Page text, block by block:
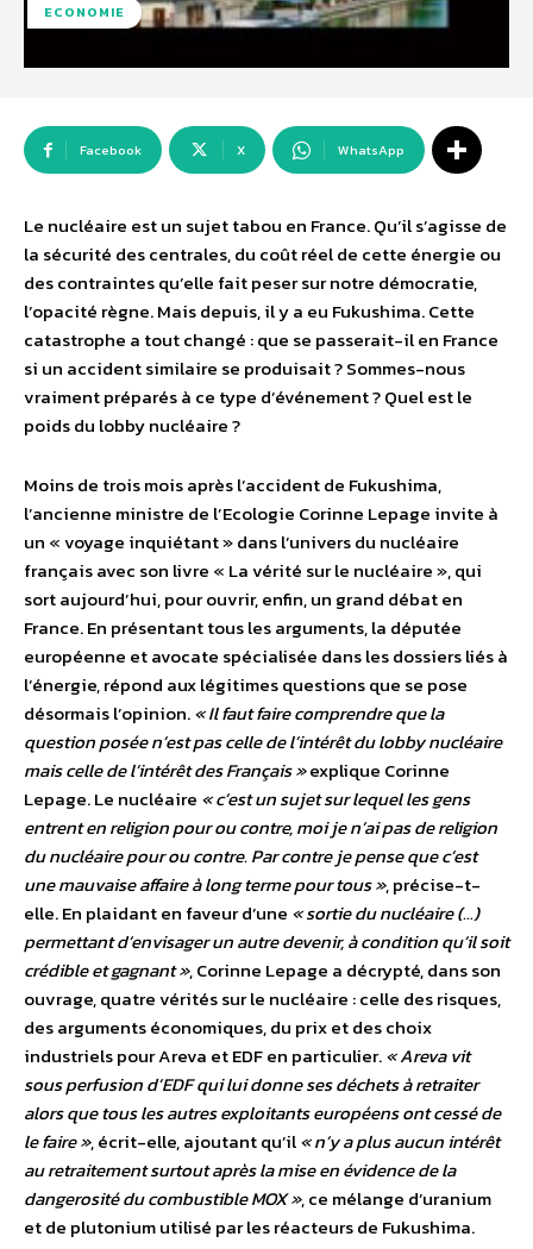
ECONOMIE
Facebook X WhatsApp
Le nucléaire est un sujet tabou en France. Qu’il s’agisse de
la sécurité des centrales, du coût réel de cette énergie ou
des contraintes qu’elle fait peser sur notre démocratie,
l’opacité règne. Mais depuis, il y a eu Fukushima. Cette
catastrophe a tout changé : que se passerait-il en France
si un accident similaire se produisait ? Sommes-nous
vraiment préparés à ce type d’événement ? Quel est le
poids du lobby nucléaire ?
Moins de trois mois après l’accident de Fukushima,
l’ancienne ministre de l’Ecologie Corinne Lepage invite à
un « voyage inquiétant » dans l’univers du nucléaire
français avec son livre « La vérité sur le nucléaire », qui
sort aujourd’hui, pour ouvrir, enfin, un grand débat en
France. En présentant tous les arguments, la députée
européenne et avocate spécialisée dans les dossiers liés à
l’énergie, répond aux légitimes questions que se pose
désormais l’opinion.« Il faut faire comprendre que la
question posée n’est pas celle de l’intérêt du lobby nucléaire
mais celle de l’intérêt des Français »explique Corinne
Lepage. Le nucléaire « c’est un sujet sur lequel les gens
entrent en religion pour ou contre, moi je n’ai pas de religion
du nucléaire pour ou contre. Par contre je pense que c’est
une mauvaise affaire à long terme pour tous », précise-t-
elle. En plaidant en faveur d’une « sortie du nucléaire (…)
permettant d’envisager un autre devenir, à condition qu’il soit
crédible et gagnant », Corinne Lepage a décrypté, dans son
ouvrage, quatre vérités sur le nucléaire : celle des risques,
des arguments économiques, du prix et des choix
industriels pour Areva et EDF en particulier.« Areva vit
sous perfusion d’EDF qui lui donne ses déchets à retraiter
alors que tous les autres exploitants européens ont cessé de
le faire », écrit-elle, ajoutant qu’il« n’y a plus aucun intérêt
au retraitement surtout après la mise en évidence de la
dangerosité du combustible MOX », ce mélange d’uranium
et de plutonium utilisé par les réacteurs de Fukushima.